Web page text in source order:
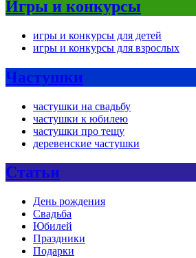
Игры и конкурсы
игры и конкурсы для детей
игры и конкурсы для взрослых
Частушки
частушки на свадьбу
частушки к юбилею
частушки про тещу
деревенские частушки
Статьи
День рождения
Свадьба
Юбилей
Праздники
Подарки